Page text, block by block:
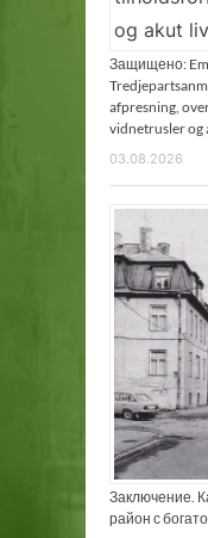
Защищено:
afpresning,
vidnetrusler og
03.08.2026
Заключение.
район с